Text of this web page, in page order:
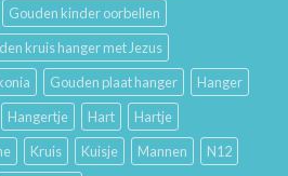
Gouden kinder oorbellen
kruis hanger met Jezus
Gouden plaat hanger
Hanger
Hangertje Hart
Hartje
Kruis Kuisje Mannen
N12